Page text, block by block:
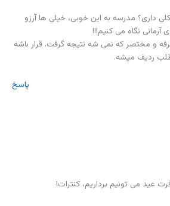
داری؟ مدرسه به این خوبی، خیلی ها آرزو
آرمانی نگاه می کنیم!!!
و مختصر که نمی شه نتیجه گرفت. قرار باشه
ردیف میشه.
پاسخ
عید می تونیم برداریم، کنترات!